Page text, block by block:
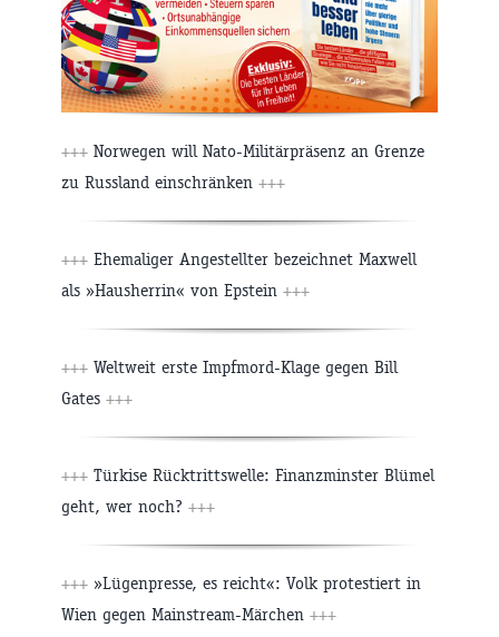
+++ Norwegen will Nato-Militärpräsenz an Grenze
zu Russland einschränken +++
+++ Ehemaliger Angestellter bezeichnet Maxwell
als »Hausherrin« von Epstein +++
+++ Weltweit erste Impfmord-Klage gegen Bill
Gates +++
+++ Türkise Rücktrittswelle: Finanzminster Blümel
geht, wer noch? +++
+++ »Lügenpresse, es reicht«: Volk protestiert in
Wien gegen Mainstream-Märchen +++